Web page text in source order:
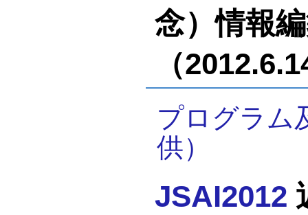
念）情報
（
プログラム
供）
JSAI2012